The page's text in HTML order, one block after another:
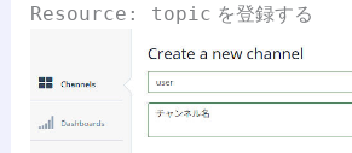
Resource: topic を登録する